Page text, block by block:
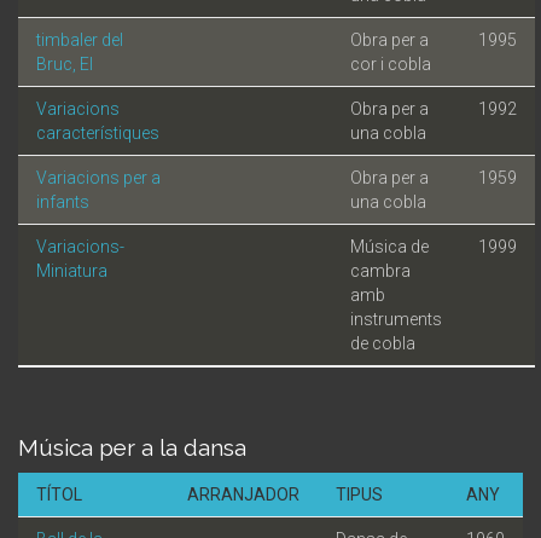
timbaler del
Bruc, El
Obra per a
cor i cobla
1995
Variacions
característiques
Obra per a
una cobla
1992
Variacions per a
infants
Obra per a
una cobla
1959
Variacions-
Miniatura
Música de
cambra
amb
instruments
de cobla
1999
Música per a la dansa
TÍTOL ARRANJADOR TIPUS ANY